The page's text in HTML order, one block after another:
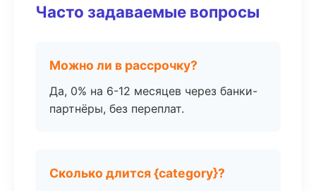
Часто задаваемые вопросы
Можно ли в рассрочку?
Да, 0% на 6-12 месяцев через банки-
партнёры, без переплат.
Сколько длится {category}?